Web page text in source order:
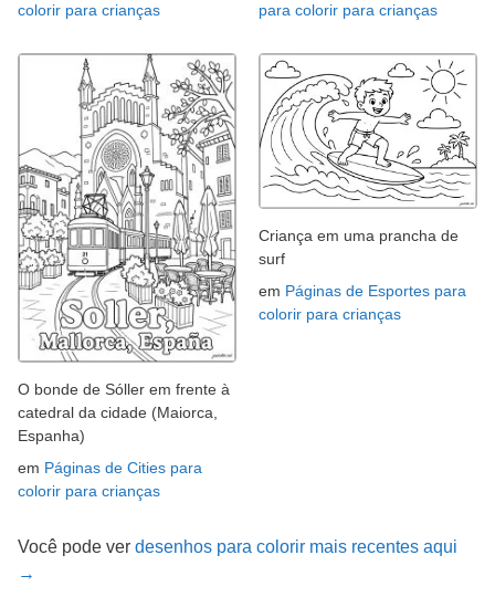
colorir para crianças
para colorir para crianças
O bonde de Sóller em frente à
catedral da cidade (Maiorca,
Espanha)
em Páginas de Cities para
colorir para crianças
Criança em uma prancha de
surf
em Páginas de Esportes para
colorir para crianças
Você pode ver desenhos para colorir mais recentes aqui
→